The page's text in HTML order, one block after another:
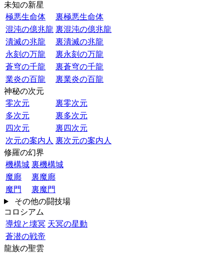
未知の新星
極悪生命体
裏極悪生命体
混沌の億兆龍 裏混沌の億兆龍
潰滅の兆龍
裏潰滅の兆龍
永刻の万龍
裏永刻の万龍
蒼穹の千龍
裏蒼穹の千龍
業炎の百龍
裏業炎の百龍
神秘の次元
零次元
裏零次元
多次元
裏多次元
四次元
裏四次元
次元の案内人 裏次元の案内人
修羅の幻界
機構城 裏機構城
魔廊
裏魔廊
魔門
裏魔門
その他の闘技場
コロシアム
導煌と壊冥 天冥の星動
蒼潜の戦帝
龍族の聖雲